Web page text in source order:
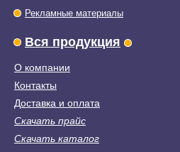
Рекламные материалы
Вся продукция
О компании
Контакты
Доставка и оплата
Скачать прайс
Скачать каталог